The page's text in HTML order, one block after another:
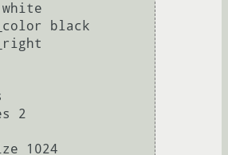
black
2
1024